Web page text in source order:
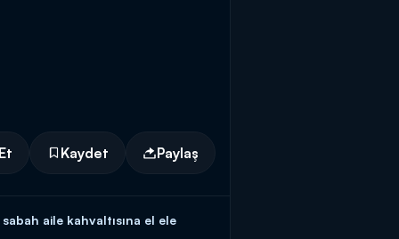
Kaydet Paylaş
aile kahvaltısına el ele